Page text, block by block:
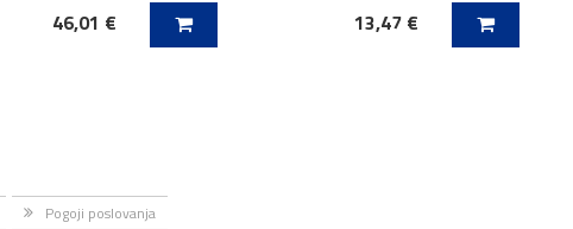
46,01 €
DODAJ V KOŠARICO 13,47 €
DODAJ V KOŠARICO
Pogoji poslovanja